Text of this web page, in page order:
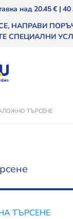
над 20.45 € | 40
НАПРАВИ
СПЕЦИАЛНИ
ТЪРСЕНЕ
ТЪРСЕНЕ